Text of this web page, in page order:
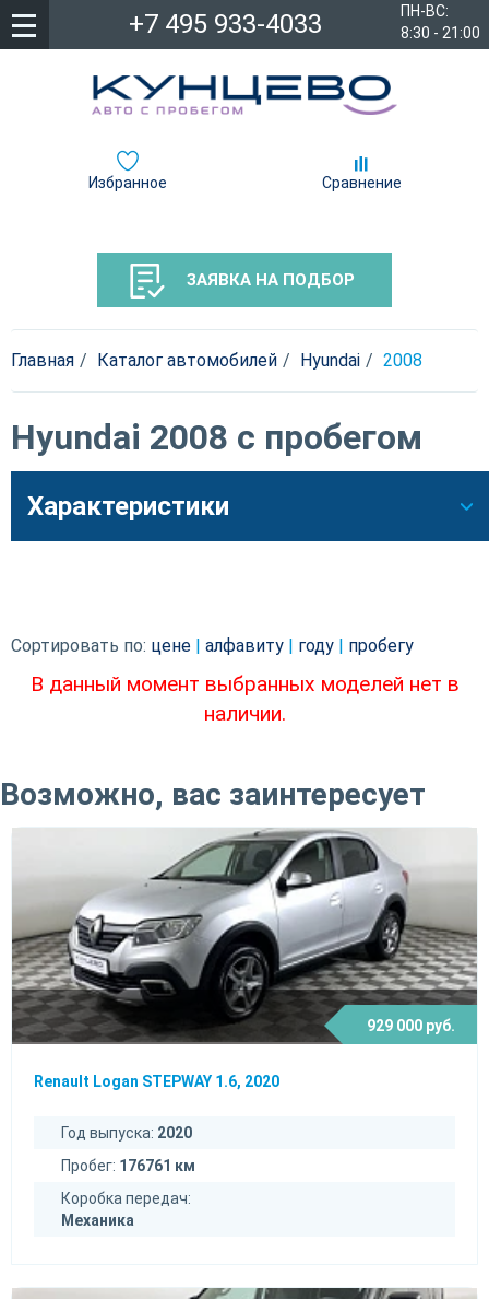
ПН-ВС:
8:30 - 21:00
+7 495 933-4033
Избранное Сравнение
ЗАЯВКА НА ПОДБОР
Главная Каталог автомобилей Hyundai 2008
Hyundai 2008 с пробегом
Характеристики
Сортировать по: цене алфавиту году пробегу
В данный момент выбранных моделей нет в
наличии.
Возможно, вас заинтересует
929 000 руб.
Renault Logan STEPWAY 1.6, 2020
Год выпуска: 2020
Пробег: 176761 км
Коробка передач:
Механика